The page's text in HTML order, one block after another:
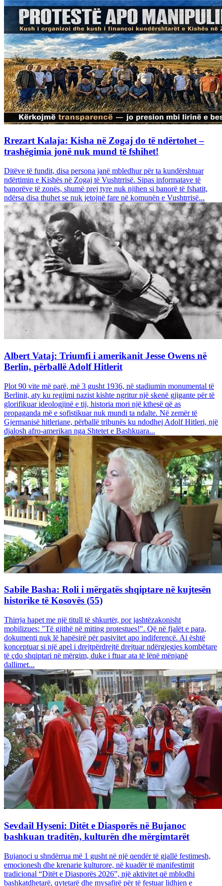
Rrezart Kalaja: Kisha në Zogaj do të ndërtohet –
trashëgimia jonë nuk mund të fshihet!
Ditëve të fundit, disa persona janë mbledhur për ta kundërshtuar
ndërtimin e Kishës në Zogaj të Vushtrrisë. Sipas informatave të
banorëve të zonës, shumë prej tyre nuk njihen si banorë të fshatit,
ndërsa disa thuhet se nuk jetojnë fare në komunën e Vushtrrisë...
Albert Vataj: Triumfi i amerikanit Jesse Owens në
Berlin, përballë Adolf Hitlerit
Plot 90 vite më parë, më 3 gusht 1936, në stadiumin monumental të
Berlinit, aty ku regjimi nazist kishte ngritur një skenë gjigante për të
glorifikuar ideologjinë e tij, historia mori një kthesë që as
propaganda më e sofistikuar nuk mundi ta ndalte. Në zemër të
Gjermanisë hitleriane, përballë tribunës ku ndodhej Adolf Hitleri, një
djalosh afro-amerikan nga Shtetet e Bashkuara...
Sabile Basha: Roli i mërgatës shqiptare në kujtesën
historike të Kosovës (55)
Thirrja hapet me një titull të shkurtër, por jashtëzakonisht
mobilizues: "Të gjithë në miting protestues!". Që në fjalët e para,
dokumenti nuk lë hapësirë për pasivitet apo indiferencë. Ai është
konceptuar si një apel i drejtpërdrejtë drejtuar ndërgjegjes kombëtare
të çdo shqiptari në mërgim, duke i ftuar ata të lënë mënjanë
dallimet...
Sevdail Hyseni: Ditët e Diasporës në Bujanoc
bashkuan traditën, kulturën dhe mërgimtarët
Bujanoci u shndërrua më 1 gusht në një qendër të gjallë festimesh,
emocionesh dhe krenarie kulturore, në kuadër të manifestimit
tradicional “Ditët e Diasporës 2026”, një aktivitet që mblodhi
bashkatdhetarë, qytetarë dhe mysafirë për të festuar lidhjen e